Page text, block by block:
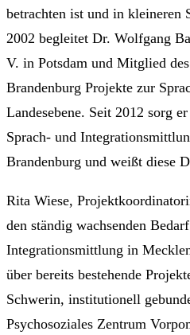
betrachten ist und in kleineren
2002 begleitet Dr. Wolfgang
V. in Potsdam und Mitglied
Brandenburg Projekte zur
Landesebene. Seit 2012 sorg
Sprach- und
Brandenburg und weißt diese
Rita Wiese,
den ständig wachsenden
Integrationsmittlung in
über bereits bestehende
Schwerin, institutionell
Psychosoziales Zentrum